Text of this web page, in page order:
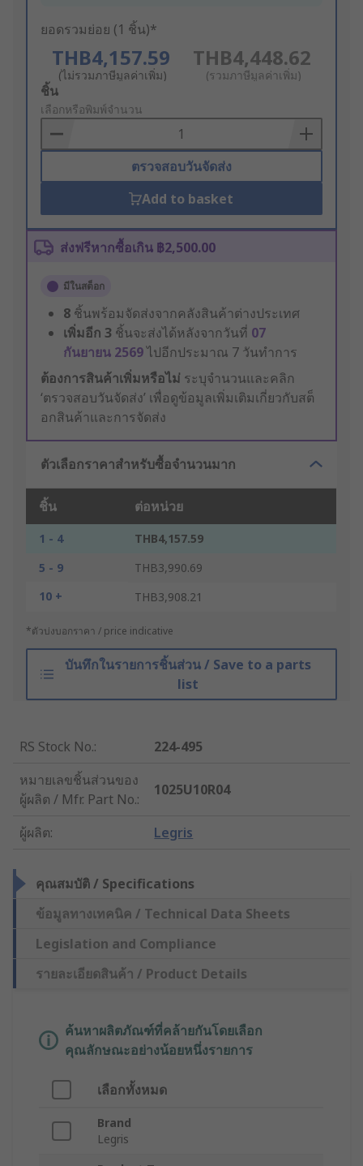
ยอดรวมย่อย (1 ชิ้น)*
THB4,157.59
(ไม่รวมภาษีมูลค่าเพิ่ม)
THB4,448.62
(รวมภาษีมูลค่าเพิ่ม)
Add
to
Basket
ชิ้น
เลือกหรือพิมพ์จำนวน
ตรวจสอบวันจัดส่ง
Add to basket
ส่งฟรีหากซื้อเกิน ฿2,500.00
มีในสต็อก
8 ชิ้นพร้อมจัดส่งจากคลังสินค้าต่างประเทศ
เพิ่มอีก 3 ชิ้นจะส่งได้หลังจากวันที่ 07
กันยายน 2569ไปอีกประมาณ 7 วันทำการ
ต้องการสินค้าเพิ่มหรือไม่ ระบุจำนวนและคลิก
‘ตรวจสอบวันจัดส่ง’ เพื่อดูข้อมูลเพิ่มเติมเกี่ยวกับสต็
อกสินค้าและการจัดส่ง
ตัวเลือกราคาสำหรับซื้อจำนวนมาก
ชิ้น ต่อหน่วย
1 - 4
THB4,157.59
5 - 9
THB3,990.69
10 +
THB3,908.21
*ตัวบ่งบอกราคา / price indicative
บันทึกในรายการชิ้นส่วน / Save to a parts
list
RS Stock No.:
224-495
หมายเลขชิ้นส่วนของ
ผู้ผลิต / Mfr. Part No.:
1025U10R04
ผู้ผลิต: Legris
คุณสมบัติ / Specifications
ข้อมูลทางเทคนิค / Technical Data Sheets
Legislation and Compliance
รายละเอียดสินค้า / Product Details
ค้นหาผลิตภัณฑ์ที่คล้ายกันโดยเลือก
คุณลักษณะอย่างน้อยหนึ่งรายการ
เลือกทั้งหมด
Brand
Legris